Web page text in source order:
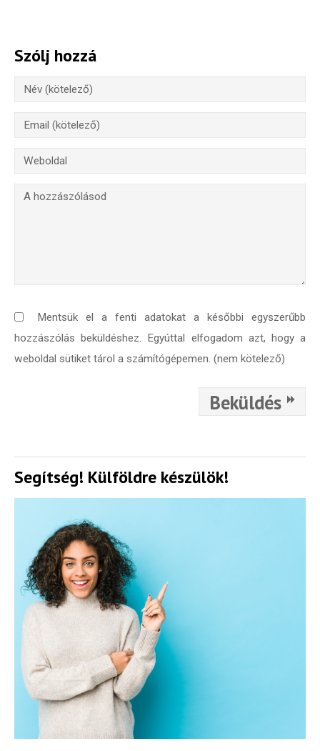
Szólj hozzá
Mentsük el a fenti adatokat a későbbi egyszerűbb
hozzászólás beküldéshez. Egyúttal elfogadom azt, hogy a
weboldal sütiket tárol a számítógépemen. (nem kötelező)
Beküldés
Segítség! Külföldre készülök!